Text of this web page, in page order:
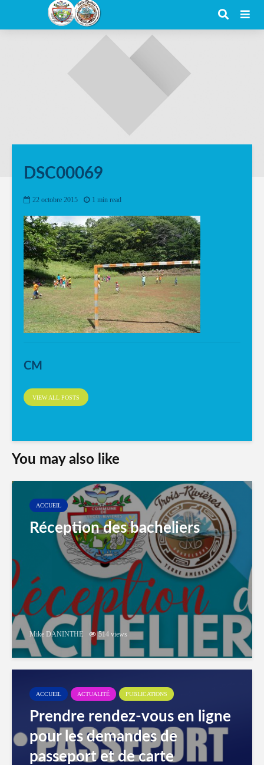
DSC00069
22 octobre 2015 1 min read
CM
VIEW ALL POSTS
You may also like
ACCUEIL
Réception des bacheliers
Mike DANINTHE 514 views
ACCUEIL ACTUALITÉ PUBLICATIONS
Prendre rendez-vous en ligne
pour les demandes de
passeport et de carte